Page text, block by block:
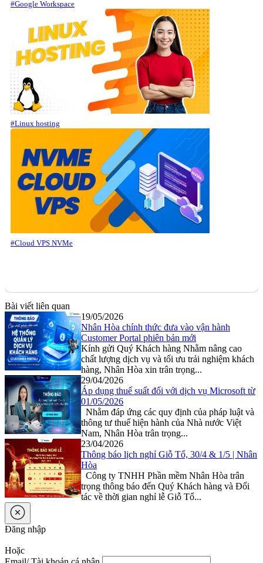
#Google Workspace
#Linux hosting
#Cloud VPS NVMe
Bài viết liên quan
19/05/2026
Nhân Hòa chính thức đưa vào vận hành
Customer Portal phiên bản mới
Kính gửi Quý Khách hàng Nhằm nâng cao
chất lượng dịch vụ và tối ưu trải nghiệm khách
hàng, Nhân Hòa xin trân trọng...
29/04/2026
Áp dụng thuế suất đối với dịch vụ Microsoft từ
01/05/2026
Nhằm đáp ứng các quy định của pháp luật và
thông tư thuế hiện hành của Nhà nước Việt
Nam, Nhân Hòa trân trọng...
23/04/2026
Thông báo lịch nghỉ Giỗ Tổ, 30/4 & 1/5 | Nhân
Hòa
Công ty TNHH Phần mềm Nhân Hòa trân
trọng thông báo đến Quý Khách hàng và Đối
tác về thời gian nghỉ lễ Giỗ Tổ...
Đăng nhập
Hoặc